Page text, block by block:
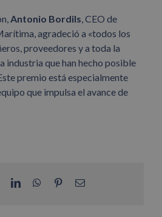
Antonio Bordils, CEO de
agradeció a «todos los
proveedores y a toda la
industria que han hecho posible
premio está especialmente
que impulsa el avance de
LinkedInWhatsApp
PinterestCorreo